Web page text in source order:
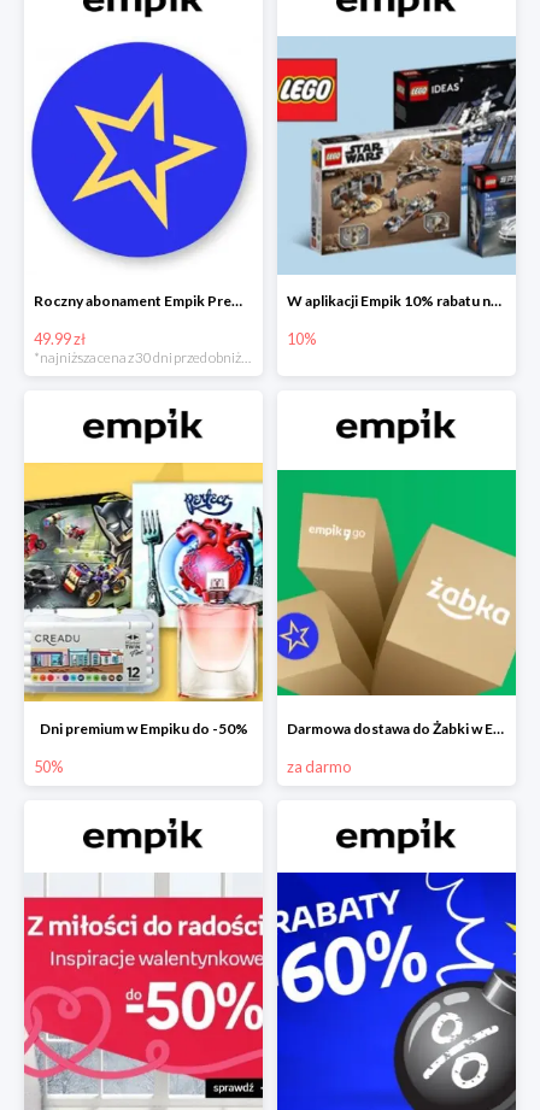
Roczny abonament Empik Premium w super cenie
49.99 zł
*najniższa cena z 30 dni przed obniżką
W aplikacji Empik 10% rabatu na klocki LEGO
10%
Dni premium w Empiku do -50%
50%
Darmowa dostawa do Żabki w Empiku
za darmo